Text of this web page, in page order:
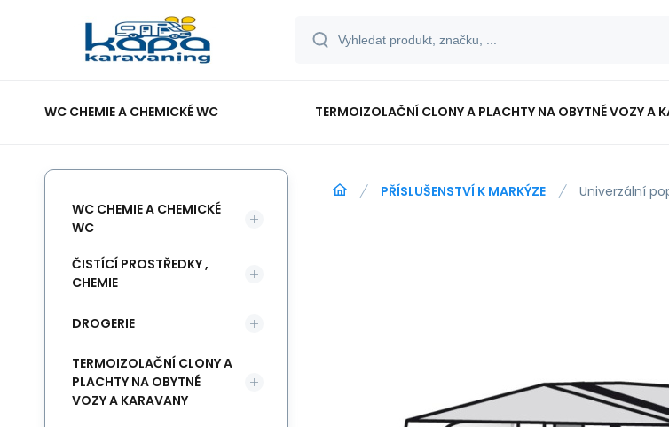
WC CHEMIE A CHEMICKÉ WC TERMOIZOLAČNÍ CLONY A PLACHTY NA OBYTNÉ VOZY A
PŘÍSLUŠENSTVÍ K MARKÝZE Univerzální
WC CHEMIE A CHEMICKÉ
WC
ČISTÍCÍ PROSTŘEDKY ,
CHEMIE
DROGERIE
TERMOIZOLAČNÍ CLONY A
PLACHTY NA OBYTNÉ
VOZY A KARAVANY